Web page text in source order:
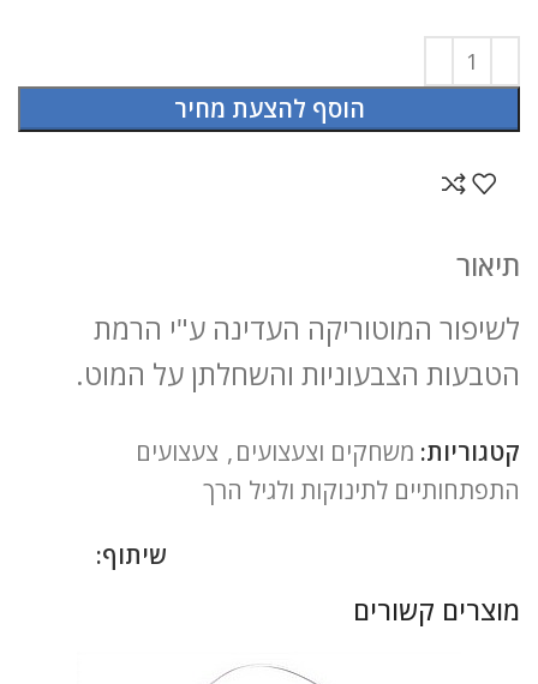
הוסף להצעת מחיר
תיאור
לשיפור המוטוריקה העדינה ע"י הרמת
הטבעות הצבעוניות והשחלתן על המוט.
קטגוריות: משחקים וצעצועים, צעצועים
התפתחותיים לתינוקות ולגיל הרך
שיתוף:
מוצרים קשורים